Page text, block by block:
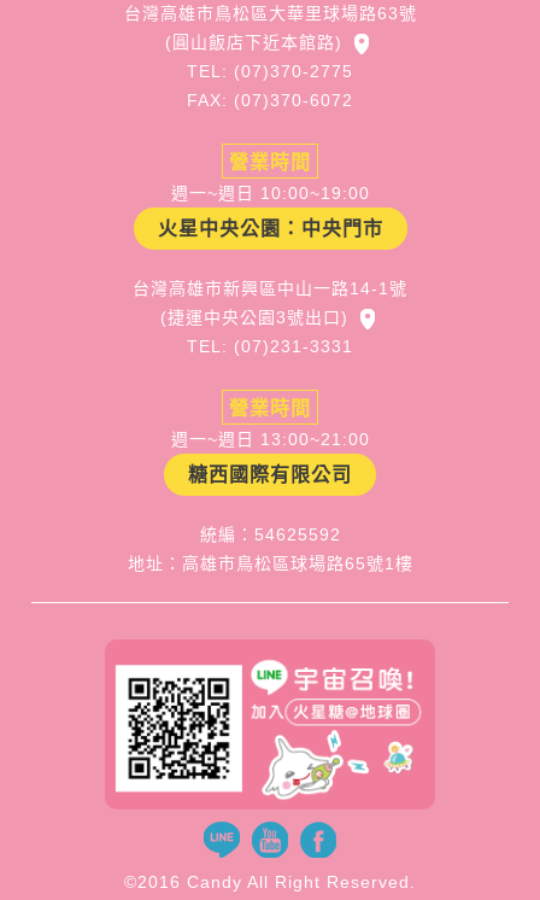
台灣高雄市鳥松區大華里球場路63號
(圓山飯店下近本館路)
TEL: (07)370-2775
FAX: (07)370-6072
營業時間
週一~週日 10:00~19:00
火星中央公園：中央門市
台灣高雄市新興區中山一路14-1號
(捷運中央公園3號出口)
TEL: (07)231-3331
營業時間
週一~週日 13:00~21:00
糖西國際有限公司
統編：54625592
地址：高雄市鳥松區球場路65號1樓
©2016 Candy All Right Reserved.